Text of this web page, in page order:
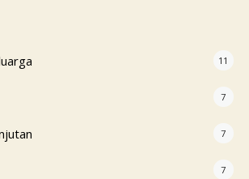
11
7
7
7